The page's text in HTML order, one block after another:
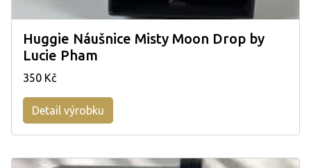
Huggie Náušnice Misty Moon Drop by
Lucie Pham
350 Kč
Detail výrobku